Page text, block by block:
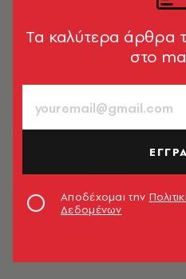
1’
Tα καλύτερα άρθρα
στο
Αποδέχομαι την
Δεδομένων